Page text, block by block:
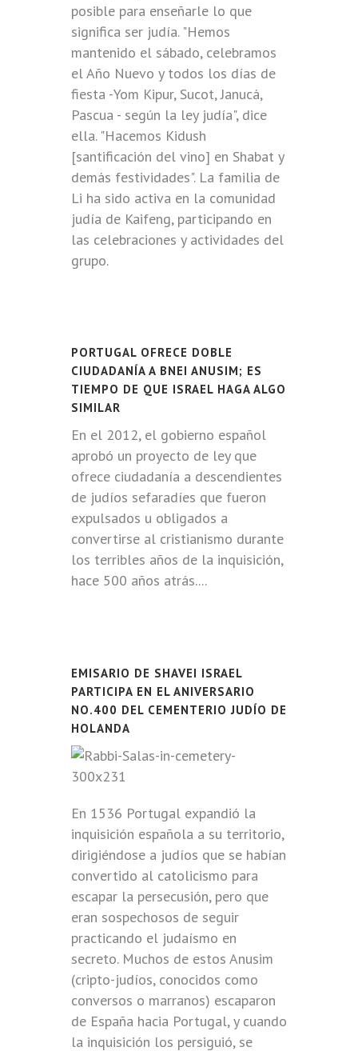
posible para enseñarle lo que
significa ser judía. "Hemos
mantenido el sábado, celebramos
el Año Nuevo y todos los días de
fiesta -Yom Kipur, Sucot, Janucá,
Pascua - según la ley judía", dice
ella. "Hacemos Kidush
[santificación del vino] en Shabat y
demás festividades". La familia de
Li ha sido activa en la comunidad
judía de Kaifeng, participando en
las celebraciones y actividades del
grupo.
PORTUGAL OFRECE DOBLE
CIUDADANÍA A BNEI ANUSIM; ES
TIEMPO DE QUE ISRAEL HAGA ALGO
SIMILAR
En el 2012, el gobierno español
aprobó un proyecto de ley que
ofrece ciudadanía a descendientes
de judíos sefaradíes que fueron
expulsados u obligados a
convertirse al cristianismo durante
los terribles años de la inquisición,
hace 500 años atrás....
EMISARIO DE SHAVEI ISRAEL
PARTICIPA EN EL ANIVERSARIO
NO.400 DEL CEMENTERIO JUDÍO DE
HOLANDA
En 1536 Portugal expandió la
inquisición española a su territorio,
dirigiéndose a judíos que se habían
convertido al catolicismo para
escapar la persecusión, pero que
eran sospechosos de seguir
practicando el judaísmo en
secreto. Muchos de estos Anusim
(cripto-judíos, conocidos como
conversos o marranos) escaparon
de España hacia Portugal, y cuando
la inquisición los persiguió, se